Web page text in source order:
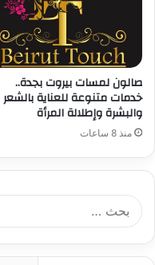
صالون لمسات بيروت بجدة..
خدمات متنوعة للعناية بالشعر
والبشرة وإطلالة المرأة
منذ 8 ساعات